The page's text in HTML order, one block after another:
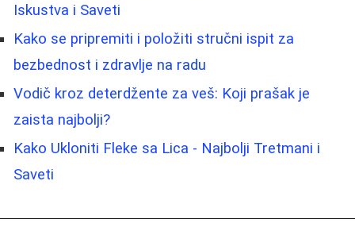
Iskustva i Saveti
Kako se pripremiti i položiti stručni ispit za
bezbednost i zdravlje na radu
Vodič kroz deterdžente za veš: Koji prašak je
zaista najbolji?
Kako Ukloniti Fleke sa Lica - Najbolji Tretmani i
Saveti